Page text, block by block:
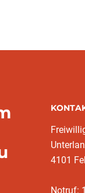
4101
Notruf: